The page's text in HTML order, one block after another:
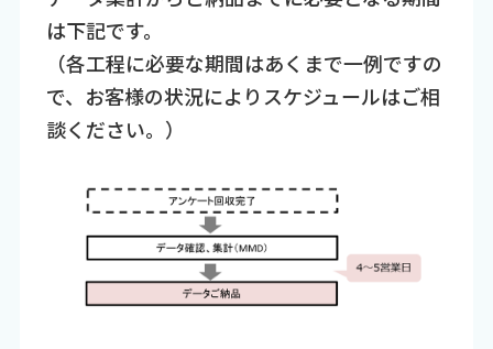
は下記です。
（各工程に必要な期間はあくまで一例ですの
で、お客様の状況によりスケジュールはご相
談ください。）